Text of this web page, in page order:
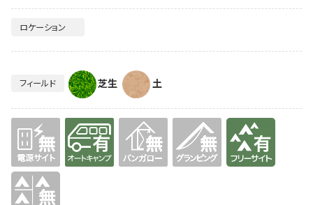
ロケーション
フィールド 芝生 土
無 有り 有り
無